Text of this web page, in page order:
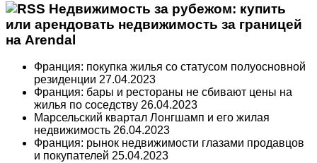
Недвижимость за рубежом: купить
или арендовать недвижимость за границей
на Arendal
Франция: покупка жилья со статусом полуосновной
резиденции 27.04.2023
Франция: бары и рестораны не сбивают цены на
жилья по соседству 26.04.2023
Марсельский квартал Лонгшамп и его жилая
недвижимость 26.04.2023
Франция: рынок недвижимости глазами продавцов
и покупателей 25.04.2023